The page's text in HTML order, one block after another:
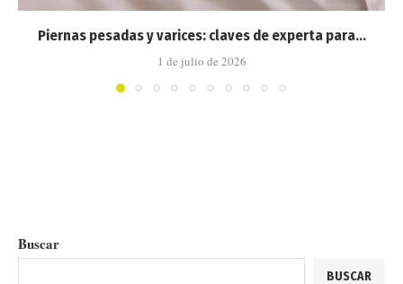
Piernas pesadas y varices: claves de experta para...
1 de julio de 2026
Buscar
BUSCAR